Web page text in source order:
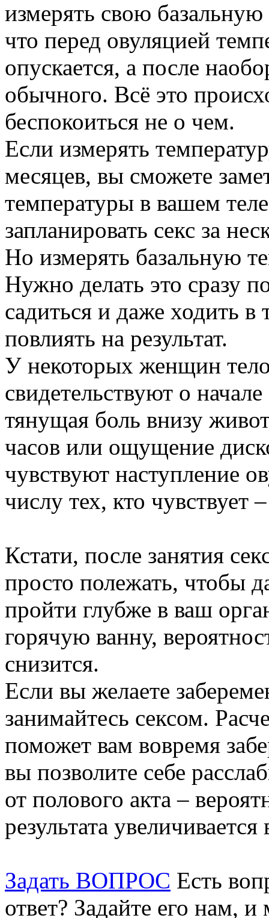
измерять свою
что перед овуляцией
опускается, а после
обычного. Всё это
беспокоиться не о чем.
Если измерять
месяцев, вы сможете
температуры в вашем
запланировать секс за
Но измерять базальную
Нужно делать это сразу
садиться и даже ходить в
повлиять на результат.
У некоторых женщин
свидетельствуют о
тянущая боль внизу
часов или ощущение
чувствуют наступление
числу тех, кто чувствует
Кстати, после занятия
просто полежать, чтобы
пройти глубже в ваш
горячую ванну,
снизится.
Если вы желаете
занимайтесь сексом.
поможет вам вовремя
вы позволите себе
от полового акта –
результата увеличивается
Задать ВОПРОС Есть
ответ? Задайте его нам,